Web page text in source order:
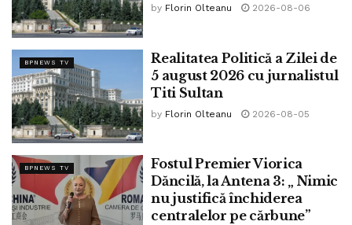
Cel puțin o parte din ceea ce a fost odată România!
Eu Mă voi lepăda de el înaintea Tatălui Meu, Care este în
ceruri.” (Matei 10, 33)
Slujitori netrebnici suntem!
Căci ceea ce eram datori să facem, n-am făcut!
Am Nesocotit Liturghia, am nesocotit Măreția Celui ce Este
Atotputernicul, iar prin Necredința noastră și prin slujirea la
mai mulți stăpâni, am pecetluit moartea Neamului.
by Florin Olteanu 2026-08-06
BPNEWS TV
Realitatea Politică a Zilei de
5 august 2026 cu jurnalistul
Titi Sultan
by Florin Olteanu 2026-08-05
BPNEWS TV
Fostul Premier Viorica
Dăncilă, la Antena 3: „ Nimic
nu justifică închiderea
centralelor pe cărbune”